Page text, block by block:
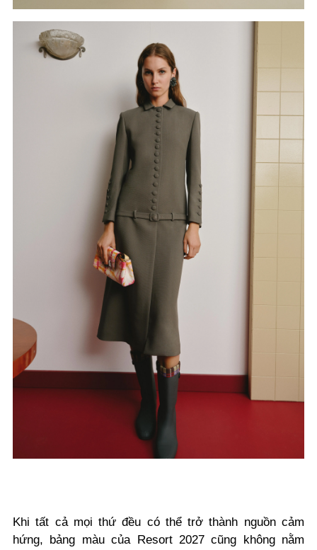
Khi tất cả mọi thứ đều có thể trở thành nguồn cảm
hứng, bảng màu của Resort 2027 cũng không nằm